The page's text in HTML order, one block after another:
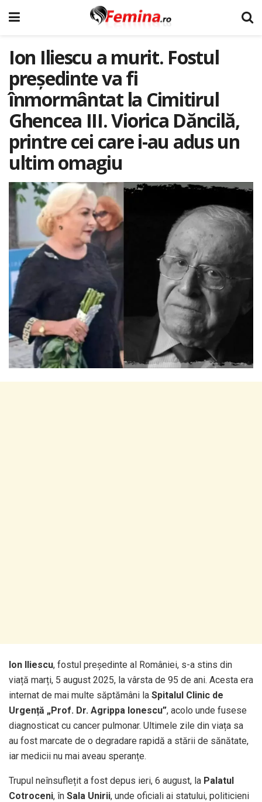
Ion Iliescu a murit. Fostul
președinte va fi
înmormântat la Cimitirul
Ghencea III. Viorica Dăncilă,
printre cei care i-au adus un
ultim omagiu
Ion Iliescu, fostul președinte al României, s-a stins din
viață marți, 5 august 2025, la vârsta de 95 de ani. Acesta era
internat de mai multe săptămâni la Spitalul Clinic de
Urgență „Prof. Dr. Agrippa Ionescu”, acolo unde fusese
diagnosticat cu cancer pulmonar. Ultimele zile din viața sa
au fost marcate de o degradare rapidă a stării de sănătate,
iar medicii nu mai aveau speranțe.
Trupul neînsuflețit a fost depus ieri, 6 august, la Palatul
Cotroceni, în Sala Unirii, unde oficiali ai statului, politicieni